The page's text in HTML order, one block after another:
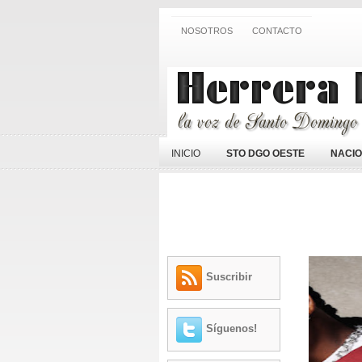
NOSOTROS CONTACTO
INICIO STO DGO OESTE
Suscribir
Síguenos!